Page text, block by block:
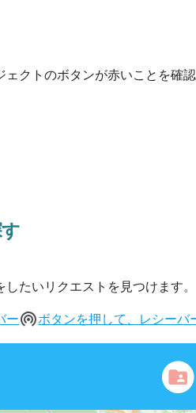
ェクトのボタンが赤いことを確
たいリクエストを見つけます。
ーwifi_tetheringボタンを押して、レシーバ